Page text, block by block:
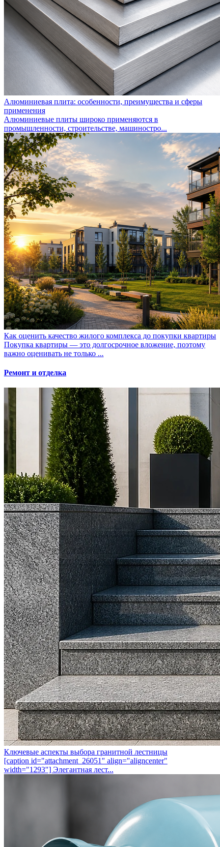
Алюминиевая плита: особенности, преимущества и сферы
применения
Алюминиевые плиты широко применяются в
промышленности, строительстве, машиностро...
Как оценить качество жилого комплекса до покупки квартиры
Покупка квартиры — это долгосрочное вложение, поэтому
важно оценивать не только ...
Ремонт и отделка
Ключевые аспекты выбора гранитной лестницы
[caption id="attachment_26051" align="aligncenter"
width="1293"] Элегантная лест...